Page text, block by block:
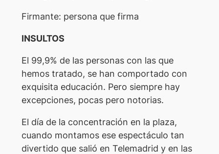
Firmante: persona que firma
INSULTOS
El 99,9% de las personas con las que
hemos tratado, se han comportado con
exquisita educación. Pero siempre hay
excepciones, pocas pero notorias.
El día de la concentración en la plaza,
cuando montamos ese espectáculo tan
divertido que salió en Telemadrid y en las